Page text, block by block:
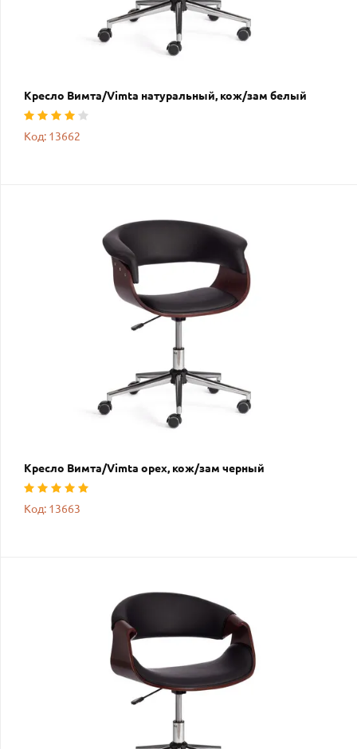
Кресло Вимта/Vimta натуральный, кож/зам белый
Код: 13662
Кресло Вимта/Vimta орех, кож/зам черный
Код: 13663